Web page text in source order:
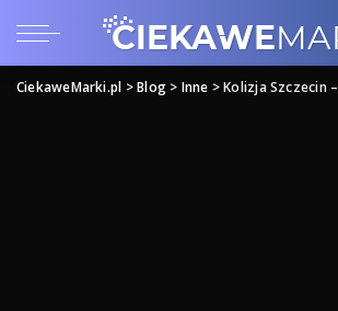
CiekaweMarki.pl >Blog> Inne >Kolizja Szczecin – jak